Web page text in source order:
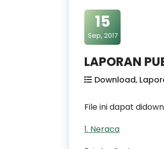
15
Sep, 2017
LAPORAN
Download,
File ini dapat
1. Neraca